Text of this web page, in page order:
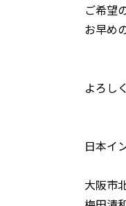
ご希望
お早め
よろし
日本イ
大阪市